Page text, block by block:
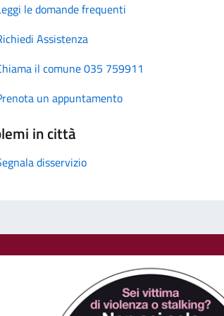
le domande frequenti
Assistenza
il comune 035 759911
un appuntamento
in città
disservizio